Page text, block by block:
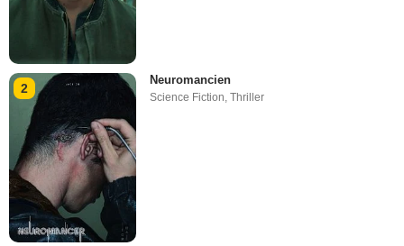
2
Neuromancien
Science Fiction ,Thriller